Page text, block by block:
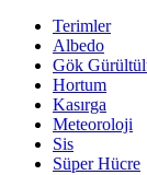
Terimler
Albedo
Gök
Hortum
Kasırga
Meteoroloji
Sis
Süper Hücre